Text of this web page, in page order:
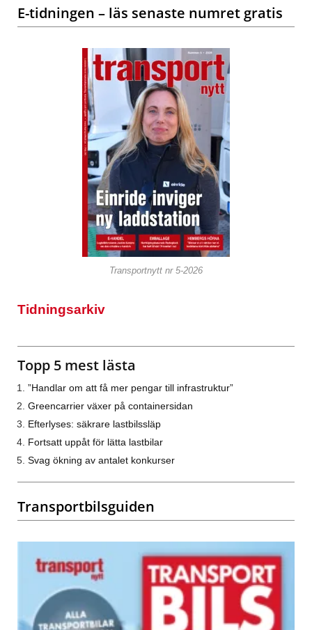
E-tidningen – läs senaste numret gratis
Transportnytt nr 5-2026
Tidningsarkiv
Topp 5 mest lästa
”Handlar om att få mer pengar till infrastruktur”
Greencarrier växer på containersidan
Efterlyses: säkrare lastbilssläp
Fortsatt uppåt för lätta lastbilar
Svag ökning av antalet konkurser
Transportbilsguiden